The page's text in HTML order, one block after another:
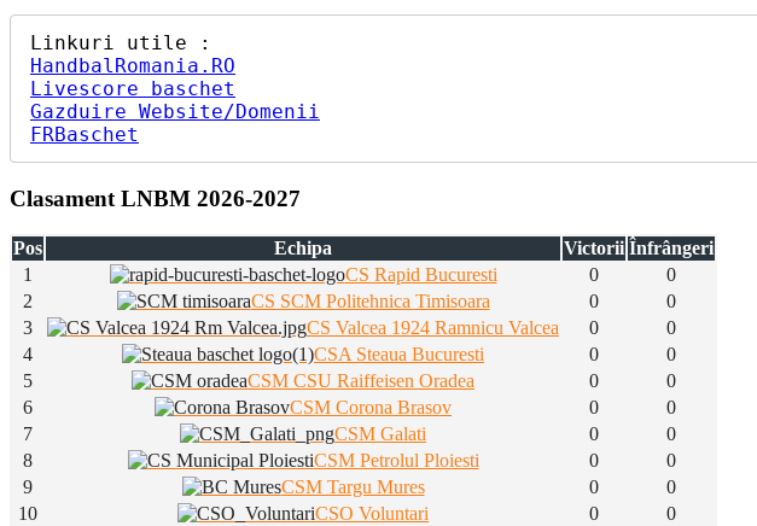
HandbalRomania.RO
Livescore baschet
Gazduire Website/Domenii
FRBaschet
Clasament LNBM 2026-2027
Pos Echipa Victorii Înfrângeri
1
CS Rapid Bucuresti 0
0
2
CS SCM Politehnica Timisoara 0
0
3
CS Valcea 1924 Ramnicu Valcea 0
0
4
CSA Steaua Bucuresti 0
0
5
CSM CSU Raiffeisen Oradea 0
0
6
CSM Corona Brasov 0
0
7
CSM Galati 0
0
8
CSM Petrolul Ploiesti 0
0
9
CSM Targu Mures 0
0
10
CSO Voluntari 0
0